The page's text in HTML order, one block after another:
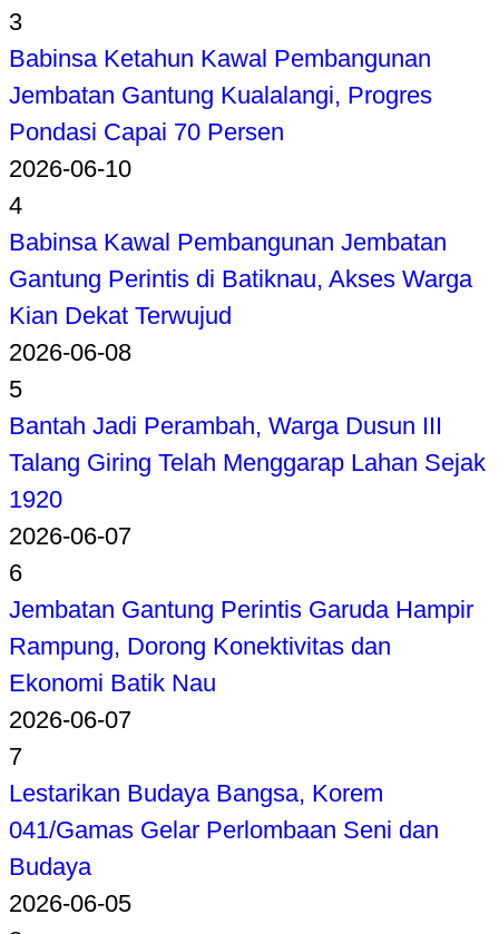
3
Babinsa Ketahun Kawal Pembangunan
Jembatan Gantung Kualalangi, Progres
Pondasi Capai 70 Persen
2026-06-10
4
Babinsa Kawal Pembangunan Jembatan
Gantung Perintis di Batiknau, Akses Warga
Kian Dekat Terwujud
2026-06-08
5
Bantah Jadi Perambah, Warga Dusun III
Talang Giring Telah Menggarap Lahan Sejak
1920
2026-06-07
6
Jembatan Gantung Perintis Garuda Hampir
Rampung, Dorong Konektivitas dan
Ekonomi Batik Nau
2026-06-07
7
Lestarikan Budaya Bangsa, Korem
041/Gamas Gelar Perlombaan Seni dan
Budaya
2026-06-05